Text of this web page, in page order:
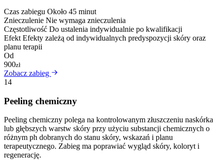
Czas zabiegu Około 45 minut
Znieczulenie Nie wymaga znieczulenia
Częstotliwość Do ustalenia indywidualnie po kwalifikacji
Efekt Efekty zależą od indywidualnych predyspozycji skóry oraz
planu terapii
Od
900zł
Zobacz zabieg
14
Peeling chemiczny
Peeling chemiczny polega na kontrolowanym złuszczeniu naskórka
lub głębszych warstw skóry przy użyciu substancji chemicznych o
różnym ph dobranych do stanu skóry, wskazań i planu
terapeutycznego. Zabieg ma poprawiać wygląd skóry, koloryt i
regenerację.